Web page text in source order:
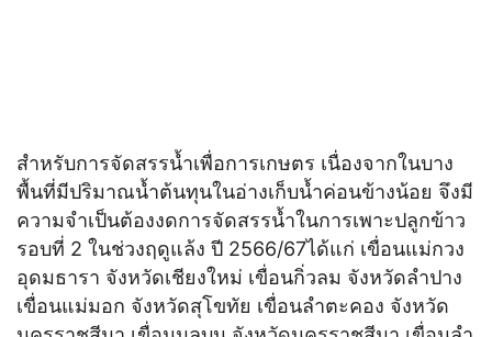
สำหรับการจัดสรรน้ำเพื่อการเกษตร เนื่องจากในบาง
พื้นที่มีปริมาณน้ำต้นทุนในอ่างเก็บน้ำค่อนข้างน้อย จึงมี
ความจำเป็นต้องงดการจัดสรรน้ำในการเพาะปลูกข้าว
รอบที่ 2 ในช่วงฤดูแล้ง ปี 2566/67ได้แก่ เขื่อนแม่กวง
อุดมธารา จังหวัดเชียงใหม่ เขื่อนกิ่วลม จังหวัดลำปาง
เขื่อนแม่มอก จังหวัดสุโขทัย เขื่อนลำตะคอง จังหวัด